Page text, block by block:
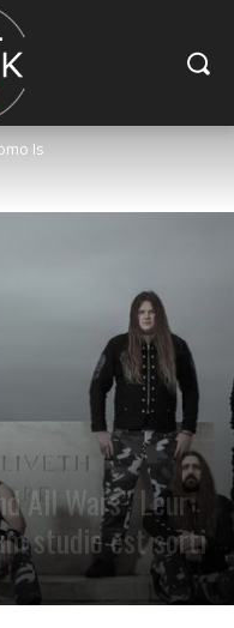
Is
All Wars” Leur
studio est sorti